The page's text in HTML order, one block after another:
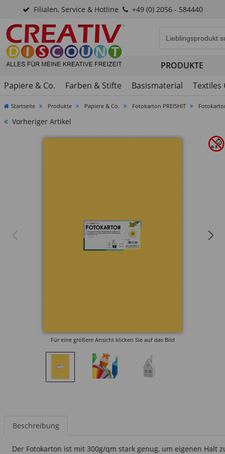
Filialen, Service & Hotline +49 (0) 2056 - 584440
PRODUKTE
Papiere & Co.
Farben & Stifte Basismaterial Textiles
Startseite Produkte Papiere & Co. Fotokarton PREISHIT
Vorheriger Artikel
Für eine größere Ansicht klicken Sie auf das Bild
Beschreibung
Der Fotokarton ist mit 300g/qm stark genug, um eigenen